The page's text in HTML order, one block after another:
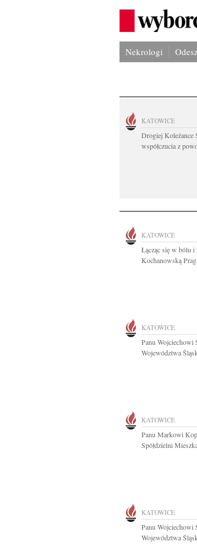
Nekrologi
KATOWICE
Drogiej Koleżance
współczucia z
KATOWICE
Łącząc się w bólu i
Kochanowską
KATOWICE
Panu Wojciechowi
Województwa
KATOWICE
Panu Markowi
Spółdzielni
KATOWICE
Panu Wojciechowi
Województwa